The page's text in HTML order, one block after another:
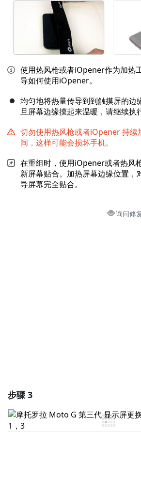
使用热风枪或者iOpener作为加热
导如何使用iOpener。
均匀地将热量传导到到触摸屏的边
旦屏幕边缘摸起来温暖，请继续执
切勿使用热风枪或者iOpener 持续
间，这样可能会损坏手机。
在重组时，使用iOpener或者热风
新屏幕贴合。加热屏幕边缘位置，
导屏幕完全贴合。
询问修
步骤 3